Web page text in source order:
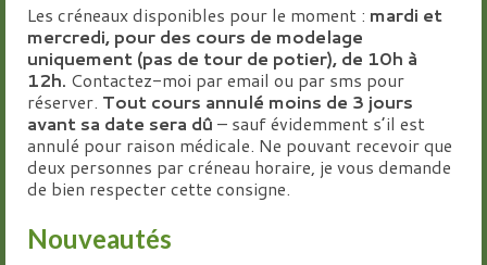
Les créneaux disponibles pour le moment : mardi et
mercredi, pour des cours de modelage
uniquement (pas de tour de potier), de 10h à
12h. Contactez-moi par email ou par sms pour
réserver. Tout cours annulé moins de 3 jours
avant sa date sera dû – sauf évidemment s’il est
annulé pour raison médicale. Ne pouvant recevoir que
deux personnes par créneau horaire, je vous demande
de bien respecter cette consigne.
Nouveautés